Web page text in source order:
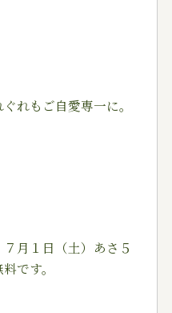
れもご自愛専一に。
月１日（土）あさ５
です。